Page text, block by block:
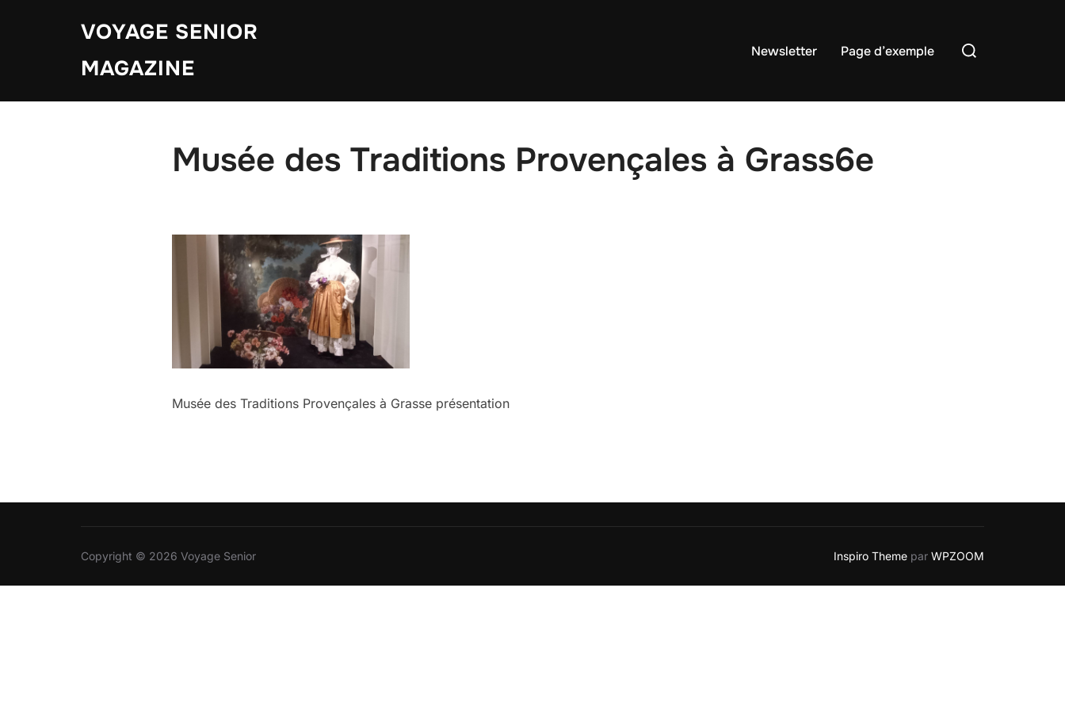
VOYAGE SENIOR
MAGAZINE
Newsletter Page d’exemple
Rechercher :
Musée des Traditions Provençales à Grass6e
Musée des Traditions Provençales à Grasse présentation
Copyright © 2026 Voyage Senior Inspiro Theme par WPZOOM